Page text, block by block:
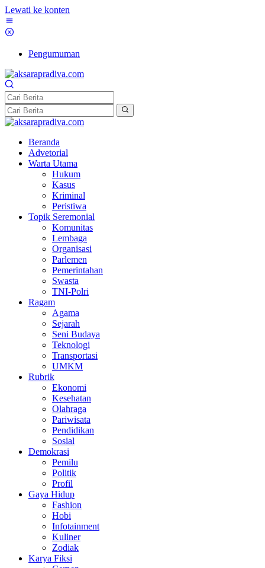
Lewati ke konten
Pengumuman
Beranda
Advetorial
Warta Utama
Hukum
Kasus
Kriminal
Peristiwa
Topik Seremonial
Komunitas
Lembaga
Organisasi
Parlemen
Pemerintahan
Swasta
TNI-Polri
Ragam
Agama
Sejarah
Seni Budaya
Teknologi
Transportasi
UMKM
Rubrik
Ekonomi
Kesehatan
Olahraga
Pariwisata
Pendidikan
Sosial
Demokrasi
Pemilu
Politik
Profil
Gaya Hidup
Fashion
Hobi
Infotainment
Kuliner
Zodiak
Karya Fiksi